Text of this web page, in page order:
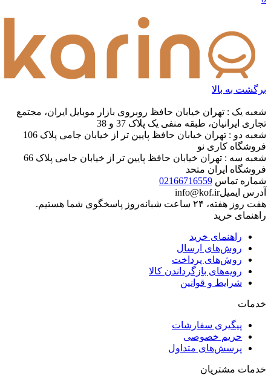
برگشت به بالا
شعبه یک : تهران خیابان حافظ روبروی بازار موبایل ایران، مجتمع
تجاری ایرانیان، طبقه منفی یک پلاک 37 و 38
شعبه دو : تهران خیابان حافظ پایین تر از خیابان جامی پلاک 106
فروشگاه کاری نو
شعبه سه : تهران خیابان حافظ پایین تر از خیابان جامی پلاک 66
فروشگاه ایران متحد
شماره تماس 02166716559
آدرس ایمیلinfo@kof.ir
هفت روز هفته، ۲۴ ساعت شبانه‌روز پاسخگوی شما هستیم.
راهنمای خرید
راهنمای خرید
روش‌های ارسال
روش‌های پرداخت
رویه‌های بازگرداندن کالا
شرایط و قوانین
خدمات
پیگیری سفارشات
حریم خصوصی
پرسش‌های متداول
خدمات مشتریان